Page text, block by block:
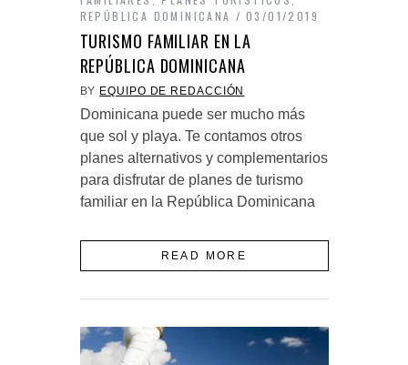
REPÚBLICA DOMINICANA
03/01/2019
TURISMO FAMILIAR EN LA
REPÚBLICA DOMINICANA
BY EQUIPO DE REDACCIÓN
Dominicana puede ser mucho más
que sol y playa. Te contamos otros
planes alternativos y complementarios
para disfrutar de planes de turismo
familiar en la República Dominicana
READ MORE